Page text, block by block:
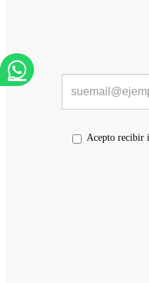
Acepto recibir